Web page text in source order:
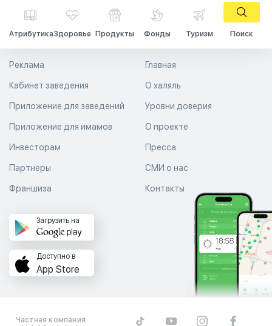
АтрибутикаЗдоровье Продукты Фонды Туризм Поиск
Главная
О халяль
Уровни доверия
Реклама
Кабинет заведения
Приложение для заведений
Приложение для имамов О проекте
Пресса
СМИ о нас
Контакты
Инвесторам
Партнеры
Франшиза
Загрузить на
Доступно в
App Store
Частная компания